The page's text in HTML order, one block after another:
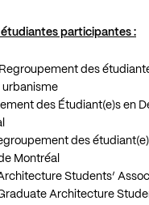
participantes :
Regroupement des
urbanisme
des Étudiant(e)s en
des
Montréal
Students’
Architecture